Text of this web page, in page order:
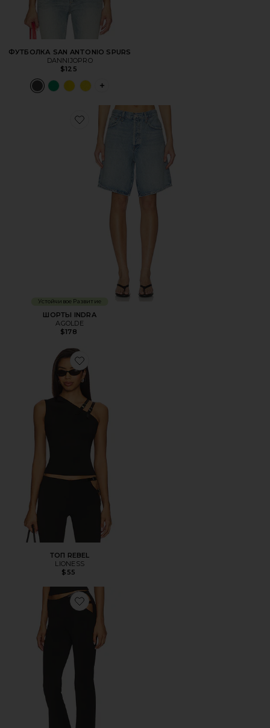
ФУТБОЛКА SAN ANTONIO SPURS
DANNIJOPRO
$125
PLUS ICON TO SEE MORE OPTIONS
Favorite ШОРТЫ INDRA
Устойчивое Развитие
ШОРТЫ INDRA
AGOLDE
$178
Favorite ТОП REBEL
ТОП REBEL
LIONESS
$55
Favorite БРЮКИ REBEL